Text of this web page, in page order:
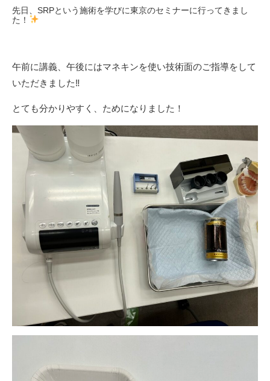
先日、SRPという施術を学びに東京のセミナーに行ってきまし
た！
午前に講義、午後にはマネキンを使い技術面のご指導をして
いただきました‼︎
とても分かりやすく、ためになりました！